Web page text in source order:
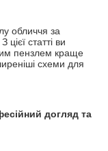
обличчя за
статті ви
пензлем краще
схеми для
догляд та